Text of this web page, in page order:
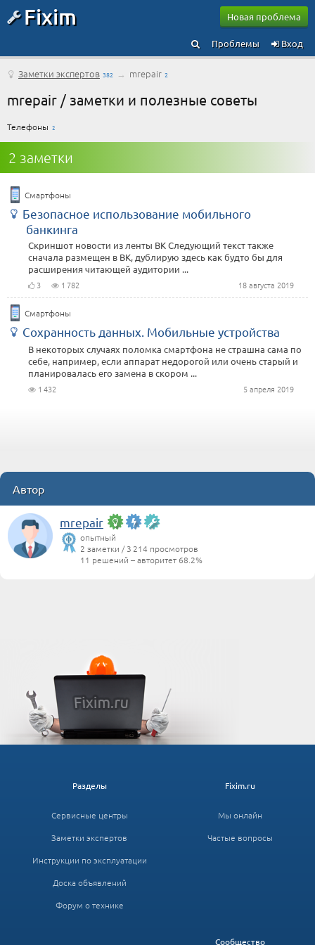
Fixim Новая проблема
Вход
Проблемы
Заметки экспертов 382 → mrepair 2
mrepair / заметки и полезные советы
Телефоны 2
2 заметки
Смартфоны
Безопасное использование мобильного
банкинга
Скриншот новости из ленты ВК Следующий текст также
сначала размещен в ВК, дублирую здесь как будто бы для
расширения читающей аудитории ...
18 августа 2019
3 1 782
Смартфоны
Сохранность данных. Мобильные устройства
В некоторых случаях поломка смартфона не страшна сама по
себе, например, если аппарат недорогой или очень старый и
планировалась его замена в скором ...
5 апреля 2019
1 432
Автор
mrepair
опытный
2 заметки / 3 214 просмотров
11 решений – авторитет 68.2%
Fixim.ru
Мы онлайн
Частые вопросы
Разделы
Сервисные центры
Заметки экспертов
Инструкции по эксплуатации
Доска объявлений
Форум о технике
Сообщество